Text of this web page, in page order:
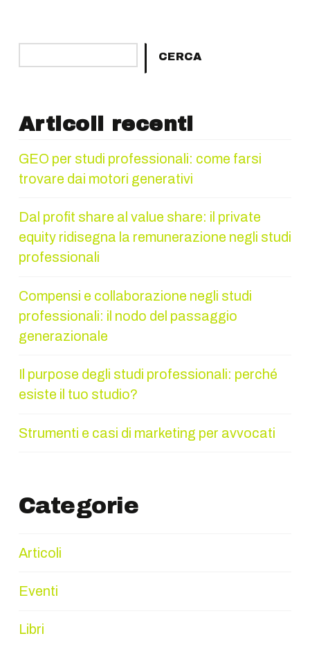
CERCA
Articoli recenti
GEO per studi professionali: come farsi
trovare dai motori generativi
Dal profit share al value share: il private
equity ridisegna la remunerazione negli studi
professionali
Compensi e collaborazione negli studi
professionali: il nodo del passaggio
generazionale
Il purpose degli studi professionali: perché
esiste il tuo studio?
Strumenti e casi di marketing per avvocati
Categorie
Articoli
Eventi
Libri